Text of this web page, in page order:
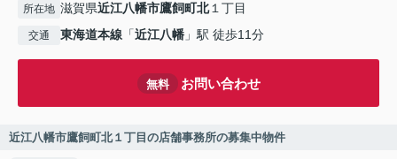
所在地 滋賀県近江八幡市鷹飼町北１丁目
交通 東海道本線 「近江八幡 」駅 徒歩11分
無料 お問い合わせ
近江八幡市鷹飼町北１丁目の店舗事務所の募集中物件